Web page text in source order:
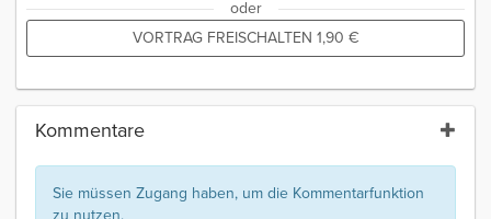
oder
VORTRAG FREISCHALTEN 1,90 €
Kommentare
Sie müssen Zugang haben, um die Kommentarfunktion
zu nutzen.